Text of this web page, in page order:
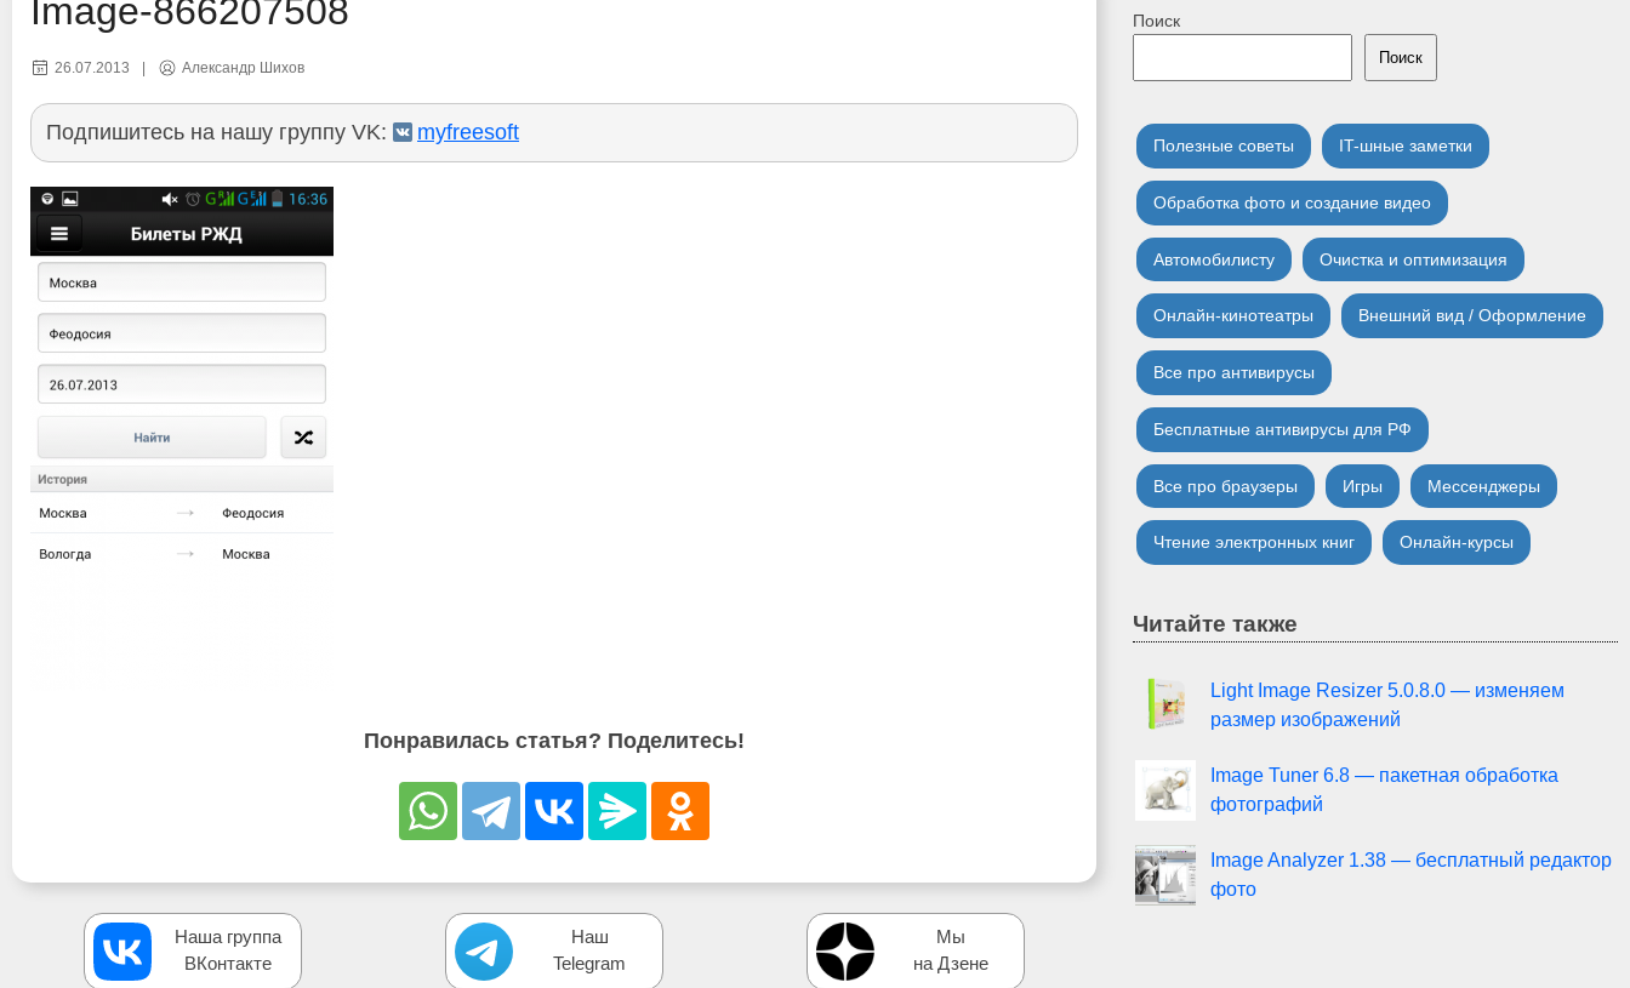
Image-866207508
26.07.2013 Александр Шихов
Подпишитесь на нашу группу VK: myfreesoft
Понравилась статья? Поделитесь!
Наша группа
ВКонтакте
Наш
Telegram
Мы
на Дзене
Поиск
Поиск
Полезные советы IT-шные заметки
Обработка фото и создание видео
Автомобилисту Очистка и оптимизация
Онлайн-кинотеатры Внешний вид / Оформление
Все про антивирусы
Бесплатные антивирусы для РФ
Все про браузеры Игры Мессенджеры
Чтение электронных книг Онлайн-курсы
Читайте также
Light Image Resizer 5.0.8.0 — изменяем
размер изображений
Image Tuner 6.8 — пакетная обработка
фотографий
Image Analyzer 1.38 — бесплатный редактор
фото